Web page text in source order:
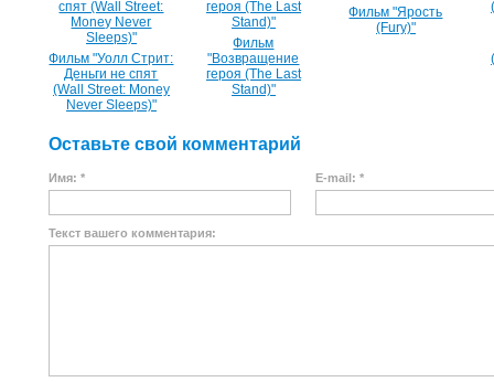
Фильм "Уолл Стрит:
Деньги не спят
(Wall Street: Money
Never Sleeps)"
Фильм
"Возвращение
героя (The Last
Stand)"
Фильм "Ярость
(Fury)"
Оставьте свой комментарий
Имя: * E-mail: *
Текст вашего комментария: